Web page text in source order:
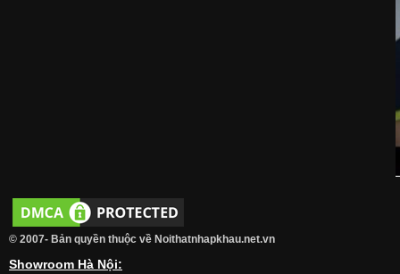
© 2007- Bản quyền thuộc về Noithatnhapkhau.net.vn
Showroom Hà Nội: